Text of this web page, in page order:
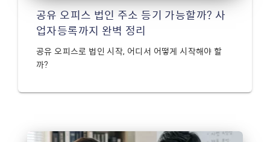
공유 오피스 법인 주소 등기 가능할까? 사
업자등록까지 완벽 정리
공유 오피스로 법인 시작, 어디서 어떻게 시작해야 할
까?